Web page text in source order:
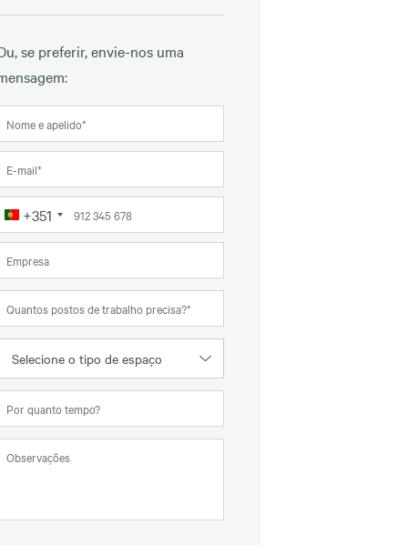
se preferir, envie-nos uma
Portugal
+351
+351
Selecione o tipo de espaço